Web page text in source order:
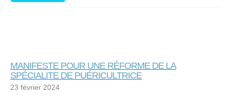
MANIFESTE POUR UNE RÉFORME DE LA
SPÉCIALITE DE PUÉRICULTRICE
23 février 2024